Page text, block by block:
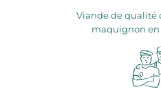
Viande de qualité
maquignon